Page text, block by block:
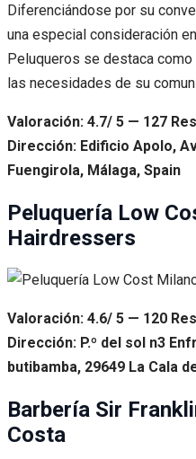
Diferenciándose por su
una especial consideración
Peluqueros se destaca
las necesidades de su
Valoración: 4.7/ 5 — 127
Dirección: Edificio Apolo,
Fuengirola, Málaga, Spain
Peluquería Low
Hairdressers
Valoración: 4.6/ 5 — 120
Dirección: P.º del sol n3
butibamba, 29649 La Cala
Barbería Sir
Costa